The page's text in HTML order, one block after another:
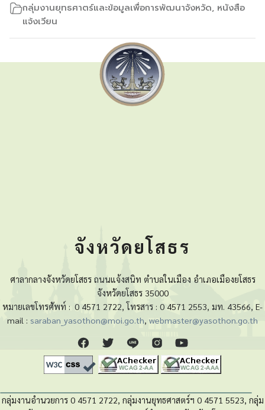
กลุ่มงานยุทธศาตร์และข้อมูลเพื่อการพัฒนาจังหวัด, หนังสือ
แจ้งเวียน
จังหวัดยโสธร
ศาลากลางจังหวัดยโสธร ถนนแจ้งสนิท ตำบลในเมือง อำเภอเมืองยโสธร
จังหวัดยโสธร 35000
หมายเลขโทรศัพท์ : 0 4571 2722, โทรสาร : 0 4571 2553, มท. 43566, E-
mail : saraban_yasothon@moi.go.th webmaster@yasothon.go.th
กลุ่มงานอำนวยการ 0 4571 2722, กลุ่มงานยุทธศาสตร์ฯ 0 4571 5523, กลุ่ม